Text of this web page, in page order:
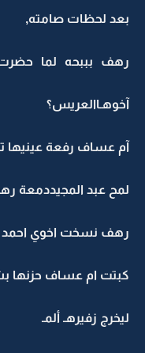
بعد لحظات صامته,
رهف بببحه لما
آخوهـاالعريس؟
آم عساف رفعة عينيها
لمح عبد المجيددمعة
رهف نسخت اخوي احمد
كبتت ام عساف حزنها
ليخرج زفيرهـ ألمـ